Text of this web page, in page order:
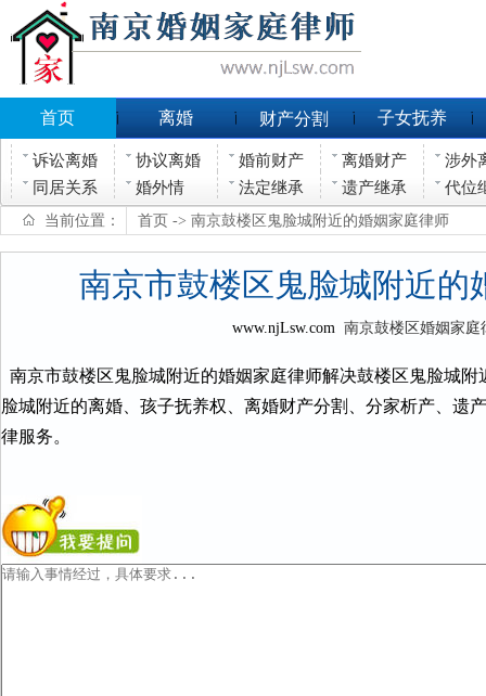
首页 离婚 财产分割 子女抚养
诉讼离婚 协议离婚 婚前财产 离婚财产
涉外
同居关系
婚外情 法定继承 遗产继承 代位
当前位置： 首页 -> 南京鼓楼区鬼脸城附近的婚姻家庭律师
南京市鼓楼区鬼脸城附近的
www.njLsw.com南京鼓楼区婚姻家庭
南京市鼓楼区鬼脸城附近的婚姻家庭律师解决鼓楼区鬼脸城
脸城附近的离婚、孩子抚养权、离婚财产分割、分家析产、遗
律服务。